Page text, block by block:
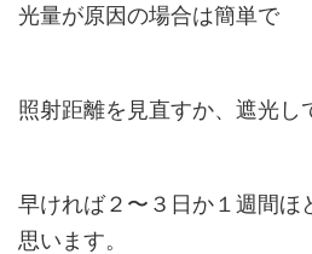
光量が原因の場合は簡単で
照射距離を見直すか、遮光し
早ければ２〜３日か１週間ほ
思います。